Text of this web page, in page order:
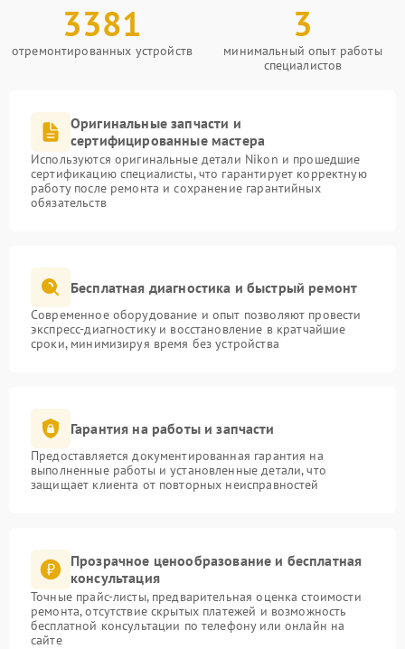
3381
отремонтированных устройств
3
минимальный опыт работы
специалистов
Оригинальные запчасти и
сертифицированные мастера
Используются оригинальные детали Nikon и прошедшие
сертификацию специалисты, что гарантирует корректную
работу после ремонта и сохранение гарантийных
обязательств
Бесплатная диагностика и быстрый ремонт
Современное оборудование и опыт позволяют провести
экспресс-диагностику и восстановление в кратчайшие
сроки, минимизируя время без устройства
Гарантия на работы и запчасти
Предоставляется документированная гарантия на
выполненные работы и установленные детали, что
защищает клиента от повторных неисправностей
Прозрачное ценообразование и бесплатная
консультация
Точные прайс-листы, предварительная оценка стоимости
ремонта, отсутствие скрытых платежей и возможность
бесплатной консультации по телефону или онлайн на
сайте